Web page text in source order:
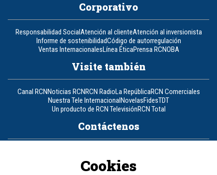
Corporativo
Responsabilidad SocialAtención al clienteAtención al inversionista
Informe de sostenibilidadCódigo de autorregulación
Ventas InternacionalesLínea ÉticaPrensa RCNOBA
Visite también
Canal RCNNoticias RCNRCN RadioLa RepúblicaRCN Comerciales
Nuestra Tele InternacionalNovelasFidesTDT
Un producto de RCN TelevisiónRCN Total
Contáctenos
Cookies